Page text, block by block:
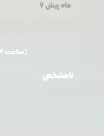
6 ماه پیش
(24 ساعت)
نامشخص